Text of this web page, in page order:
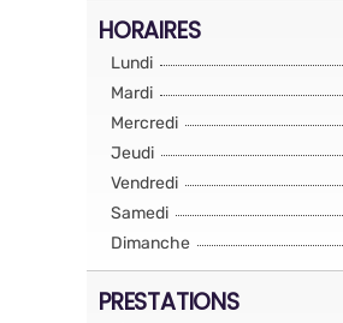
HORAIRES
Lundi
Mardi
Mercredi
Jeudi
Vendredi
Samedi
Dimanche
PRESTATIONS